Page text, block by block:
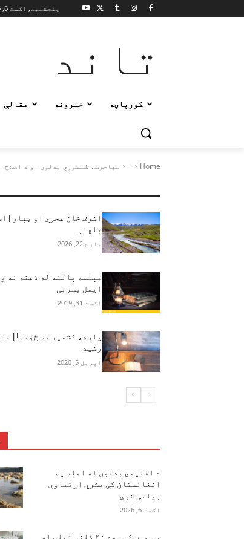
پنجشنبه, اګست 6, 2026
تاند
کورپاڼه خبرونه مقالې
Home
+ مهاجرت، کلتوري بدلون او د
اشرف خان هجري او بهار |
بلهار
مارچ 22, 2026
مېلمه پالنه له ذهنه نه
ایمل پسرلی
اګست 31, 2019
یاره، کشمیر ته ځونه! |
رشید
اپریل 5, 2020
د اقلیمي بدلون له امله په
افغانستان کې بشري اړتیاوې
زیاتې شوې
اګست 6, 2026
په چین کې یوه ۲۰ کلنه نجلۍ له